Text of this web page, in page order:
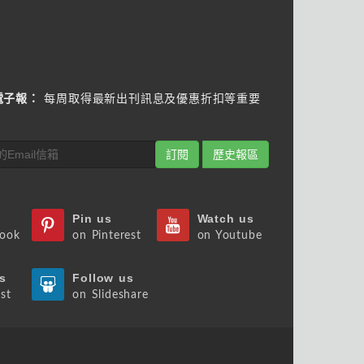
報： 每周取得最新出刊訊息及優惠折扣等重要
訂閱 歷史報區
Pin us
on Pinterest
Watch us
on Youtube
Follow us
on Slideshare